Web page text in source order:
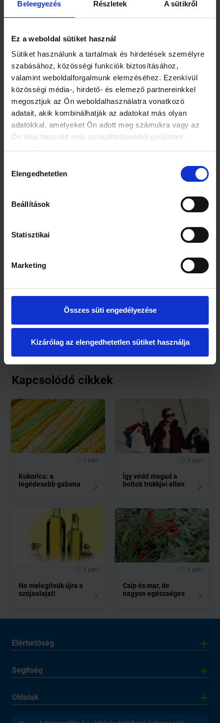
Beleegyezés Részletek A sütikről
Ez a weboldal sütiket használ
Sütiket használunk a tartalmak és hirdetések személyre
szabásához, közösségi funkciók biztosításához,
valamint weboldalforgalmunk elemzéséhez. Ezenkívül
közösségi média-, hirdető- és elemező partnereinkkel
megosztjuk az Ön weboldalhasználatra vonatkozó
adatait, akik kombinálhatják az adatokat más olyan
adatokkal, amelyeket Ön adott meg számukra vagy az
Ön által használt más szolgáltatásokból gyűjtöttek.
kiválasztása
Elengedhetetlen
Beállítások
Statisztikai
Marketing
Összes süti engedélyezése
Kizárólag az elengedhetetlen sütiket használja
megelőzésére és kezelésére. Levelének főzete segít
megelőzni a vesebántalmakat, a vesekő kialakulását, és
A kukoricabajusz teáját has- és vízhajtó hatása miatt a
csillapítja az orrvérzést, a menstruációs panaszokat és
elősegíti a hegképződést. A magokból borogatás készíthető
a duzzadt, bevizesedett lábakra és ízületi fájdalmak esetén
funkciók fokozására, hiszen B1-vitamint is tartalmaz, amely
jótékonyan hat a memóriára és a koncentrációs képességre.
Kapcsolódó cikkek
1 perc
Kukorica: a
legédesebb gabona
3 perc
Így védd magad a
boltok trükkjei ellen
1 perc
Ne melegítsük újra a
szójaolajat!
1 perc
Csíp és mar, de
nagyon egészséges
Elérhetőség
Segítség
Oldalak